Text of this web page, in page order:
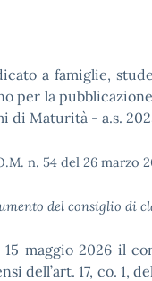
a famiglie,
per la
di Maturità - a.s.
n. 54 del 26 marzo
del consiglio di
maggio 2026 il
dell’art. 17, co. 1,